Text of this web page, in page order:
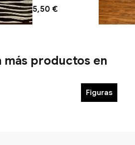
5,50 €
más productos en
Figuras